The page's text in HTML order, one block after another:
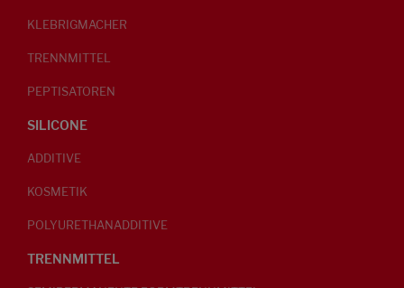
KLEBRIGMACHER
TRENNMITTEL
PEPTISATOREN
SILICONE
ADDITIVE
KOSMETIK
POLYURETHANADDITIVE
TRENNMITTEL